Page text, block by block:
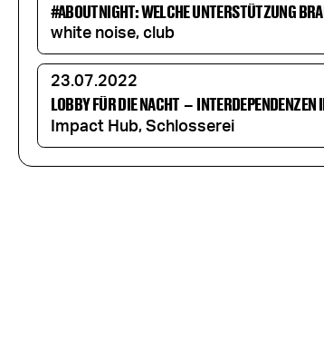
#ABOUTNIGHT: WELCHE UNTERSTÜTZUNG
white noise, club
23.07.2022
LOBBY FÜR DIE NACHT – INTERDEPENDENZEN
Impact Hub, Schlosserei